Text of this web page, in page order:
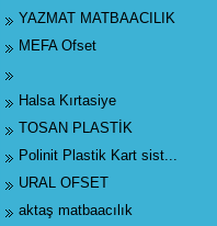
YAZMAT MATBAACILIK
MEFA Ofset
Halsa Kırtasiye
TOSAN PLASTİK
Polinit Plastik Kart sist...
URAL OFSET
aktaş matbaacılık